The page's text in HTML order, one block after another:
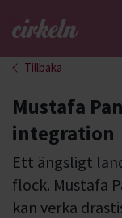
Gå till
Tillbaka
Mustafa
integration
Ett ängsligt
flock. Mustafa
kan verka